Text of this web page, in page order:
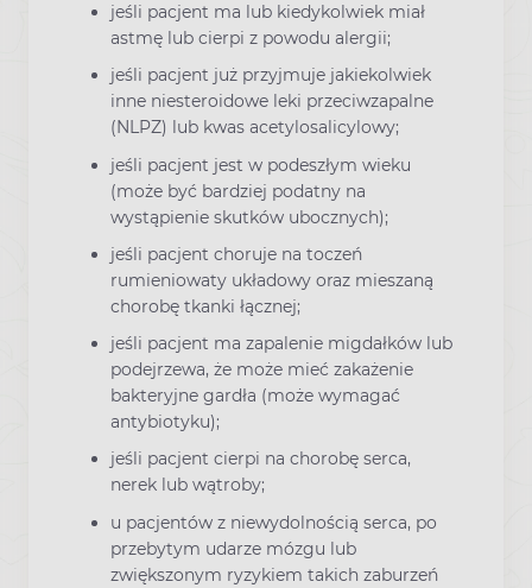
jeśli pacjent ma lub kiedykolwiek miał
astmę lub cierpi z powodu alergii;
jeśli pacjent już przyjmuje jakiekolwiek
inne niesteroidowe leki przeciwzapalne
(NLPZ) lub kwas acetylosalicylowy;
jeśli pacjent jest w podeszłym wieku
(może być bardziej podatny na
wystąpienie skutków ubocznych);
jeśli pacjent choruje na toczeń
rumieniowaty układowy oraz mieszaną
chorobę tkanki łącznej;
jeśli pacjent ma zapalenie migdałków lub
podejrzewa, że może mieć zakażenie
bakteryjne gardła (może wymagać
antybiotyku);
jeśli pacjent cierpi na chorobę serca,
nerek lub wątroby;
u pacjentów z niewydolnością serca, po
przebytym udarze mózgu lub
zwiększonym ryzykiem takich zaburzeń